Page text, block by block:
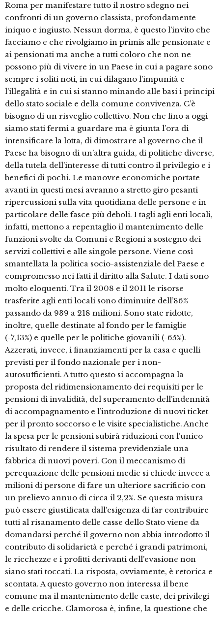
Roma per manifestare tutto il nostro sdegno nei
confronti di un governo classista, profondamente
iniquo e ingiusto. Nessun dorma, è questo l’invito che
facciamo e che rivolgiamo in primis alle pensionate e
ai pensionati ma anche a tutti coloro che non ne
possono più di vivere in un Paese in cui a pagare sono
sempre i soliti noti, in cui dilagano l’impunità e
l’illegalità e in cui si stanno minando alle basi i principi
dello stato sociale e della comune convivenza. C’è
bisogno di un risveglio collettivo. Non che fino a oggi
siamo stati fermi a guardare ma è giunta l’ora di
intensificare la lotta, di dimostrare al governo che il
Paese ha bisogno di un’altra guida, di politiche diverse,
della tutela dell’interesse di tutti contro il privilegio e i
benefici di pochi. Le manovre economiche portate
avanti in questi mesi avranno a stretto giro pesanti
ripercussioni sulla vita quotidiana delle persone e in
particolare delle fasce più deboli. I tagli agli enti locali,
infatti, mettono a repentaglio il mantenimento delle
funzioni svolte da Comuni e Regioni a sostegno dei
servizi collettivi e alle singole persone. Viene così
smantellata la politica socio-assistenziale del Paese e
compromesso nei fatti il diritto alla Salute. I dati sono
molto eloquenti. Tra il 2008 e il 2011 le risorse
trasferite agli enti locali sono diminuite dell’86%
passando da 939 a 218 milioni. Sono state ridotte,
inoltre, quelle destinate al fondo per le famiglie
(-7,13%) e quelle per le politiche giovanili (-65%).
Azzerati, invece, i finanziamenti per la casa e quelli
previsti per il fondo nazionale per i non-
autosufficienti. A tutto questo si accompagna la
proposta del ridimensionamento dei requisiti per le
pensioni di invalidità, del superamento dell’indennità
di accompagnamento e l’introduzione di nuovi ticket
per il pronto soccorso e le visite specialistiche. Anche
la spesa per le pensioni subirà riduzioni con l’unico
risultato di rendere il sistema previdenziale una
fabbrica di nuovi poveri. Con il meccanismo di
perequazione delle pensioni medie si chiede invece a
milioni di persone di fare un ulteriore sacrificio con
un prelievo annuo di circa il 2,2%. Se questa misura
può essere giustificata dall’esigenza di far contribuire
tutti al risanamento delle casse dello Stato viene da
domandarsi perché il governo non abbia introdotto il
contributo di solidarietà e perché i grandi patrimoni,
le ricchezze e i profitti derivanti dell’evasione non
siano stati toccati. La risposta, ovviamente, è retorica e
scontata. A questo governo non interessa il bene
comune ma il mantenimento delle caste, dei privilegi
e delle cricche. Clamorosa è, infine, la questione che